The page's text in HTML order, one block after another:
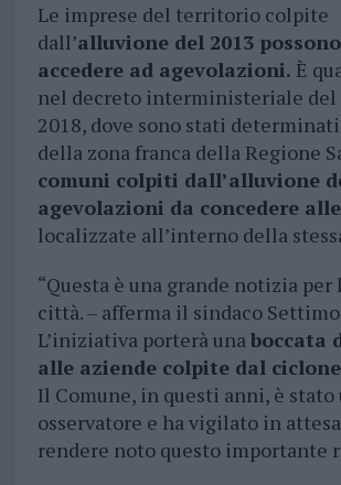
Le imprese del territorio colpite
dall’alluvione del 2013
accedere ad agevolazioni. È
nel decreto interministeriale del
2018, dove sono stati
della zona franca della Regione
comuni colpiti dall’alluvione
agevolazioni da concedere
localizzate all’interno della
“Questa è una grande notizia per
città. – afferma il sindaco
L’iniziativa porterà unaboccata
alle aziende colpite dal
Il Comune, in questi anni, è
osservatore e ha vigilato in
rendere noto questo importante